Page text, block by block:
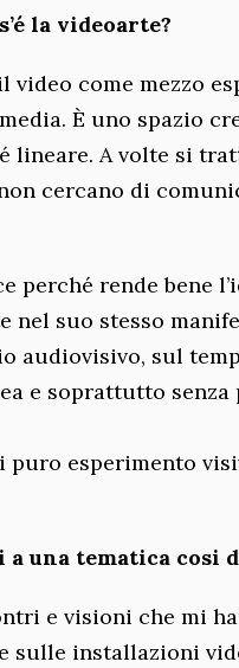
la videoarte?
come mezzo
È uno spazio
lineare. A volte si
cercano di
perché rende bene
nel suo stesso
audiovisivo, sul
e soprattutto
esperimento
a una tematica cosi
e visioni che mi
installazioni